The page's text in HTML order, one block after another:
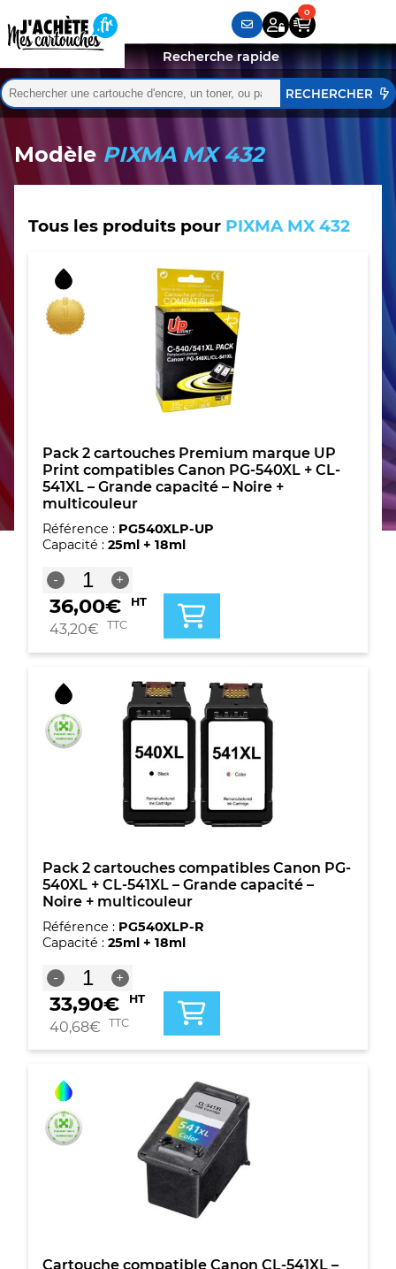
Rechercher :
Quand les résultats de l'auto-complétion sont
Recherche rapide
Modèle PIXMA MX 432
Tous les produits pour PIXMA MX 432
Pack 2 cartouches Premium marque UP
Print compatibles Canon PG-540XL + CL-
541XL – Grande capacité – Noire +
multicouleur
Référence : PG540XLP-UP
Capacité : 25ml + 18ml
-
quantité
de
Pack
2
Premium
UP
Print
compatibles
Canon
Grande
capacité
-
Noire
+
multicouleur
+
36,00€ HT
43,20€ TTC
Pack 2 cartouches compatibles Canon PG-
540XL + CL-541XL – Grande capacité –
Noire + multicouleur
Référence : PG540XLP-R
Capacité : 25ml + 18ml
-
quantité
de
Pack
2
cartouches
compatibles
PG-
540XL
+
CL-
+
+
33,90€ HT
40,68€ TTC
Cartouche compatible Canon CL-541XL –